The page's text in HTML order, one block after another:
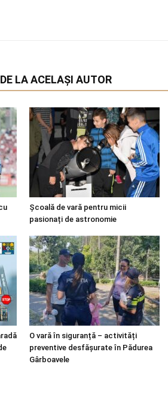
DE LA ACELAȘI AUTOR
Școală de vară pentru micii
pasionați de astronomie
O vară în siguranță – activități
preventive desfășurate în Pădurea
Gârboavele